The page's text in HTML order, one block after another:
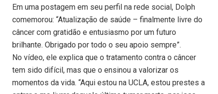
Em uma postagem em seu perfil na rede social, Dolph
comemorou: “Atualização de saúde – finalmente livre do
câncer com gratidão e entusiasmo por um futuro
brilhante. Obrigado por todo o seu apoio sempre”.
No vídeo, ele explica que o tratamento contra o câncer
tem sido difícil, mas que o ensinou a valorizar os
momentos da vida. “Aqui estou na UCLA, estou prestes a